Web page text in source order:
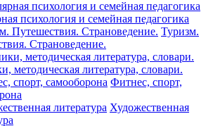
психология и семейная педагогика
Туризм.
Страноведение.
методическая литература, словари.
Фитнес, спорт,
Художественная